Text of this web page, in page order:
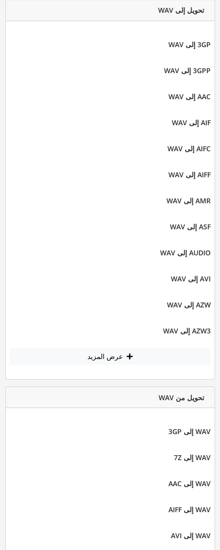
تحويل إلى WAV
3GP إلى WAV
3GPP إلى WAV
AAC إلى WAV
AIF إلى WAV
AIFC إلى WAV
AIFF إلى WAV
AMR إلى WAV
ASF إلى WAV
AUDIO إلى WAV
AVI إلى WAV
AZW إلى WAV
AZW3 إلى WAV
عرض المزيد
تحويل من WAV
WAV إلى 3GP
WAV إلى 7Z
WAV إلى AAC
WAV إلى AIFF
WAV إلى AVI